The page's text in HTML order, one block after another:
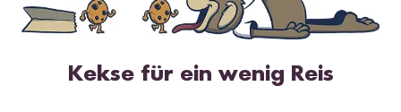
Kekse für ein wenig Reis